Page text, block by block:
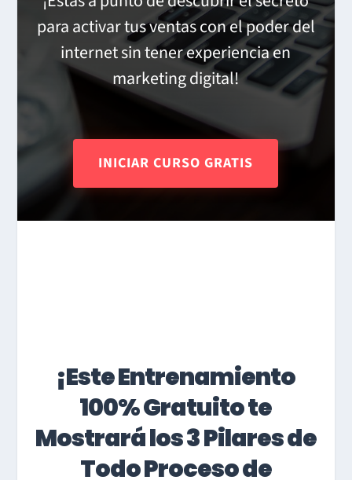
para activar tus ventas con el poder del
internet sin tener experiencia en
marketing digital!
INICIAR CURSO GRATIS
¡Este Entrenamiento
100% Gratuito te
Mostrará los 3 Pilares de
Todo Proceso de